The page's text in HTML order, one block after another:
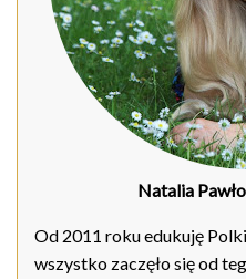
Natalia
Od 2011 roku edukuję
wszystko zaczęło się od